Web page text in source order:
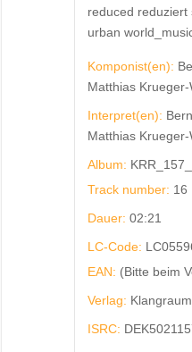
reduced reduziert
urban
Komponist(en):
Matthias
Interpret(en):
Matthias
Album:
Track number: 16
Dauer: 02:21
LC-Code:
EAN: (Bitte beim
Verlag:
ISRC: